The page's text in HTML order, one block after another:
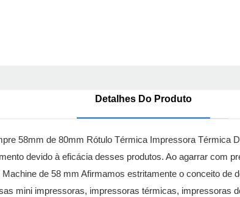
Detalhes Do Produto
58mm de 80mm Rótulo Térmica Impressora Térmica
devido à eficácia desses produtos. Ao agarrar com
de 58 mm Afirmamos estritamente o conceito de
mini impressoras, impressoras térmicas, impressoras